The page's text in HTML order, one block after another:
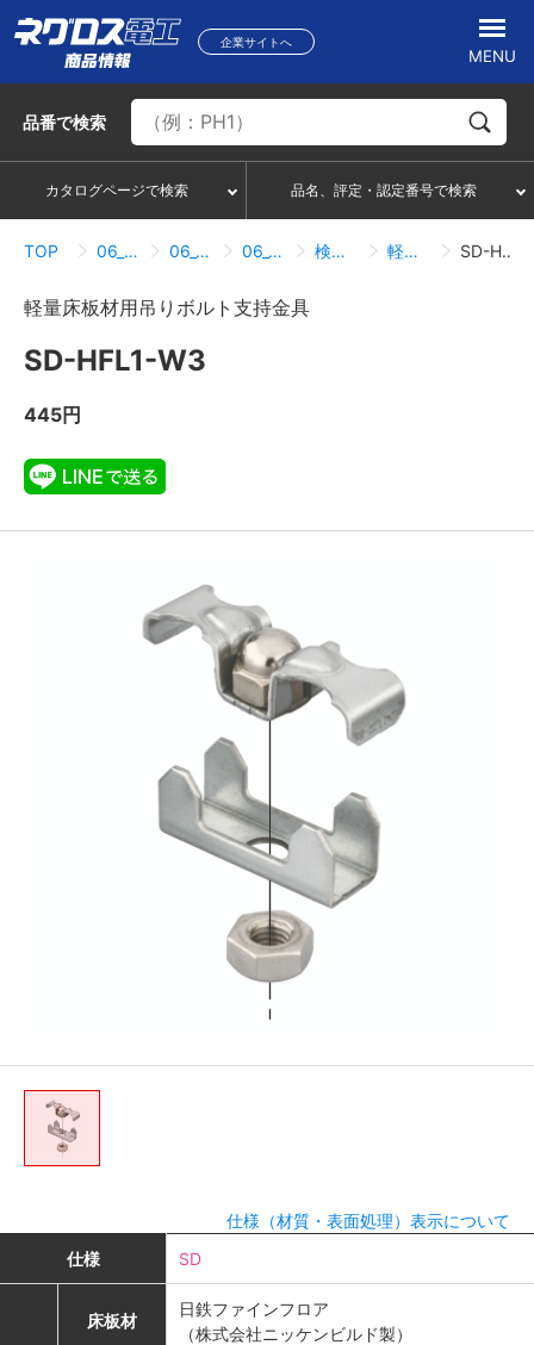
企業サイトへ
MENU
品番で検索
カタログページで検索 品名、評定・認定番号で検索
TOP 06_吊り・振れ止め部材 06_05_デッキ用吊り金具 06_05_01_フラットデッキ 検索結果一覧 軽量床板材用吊りボルト支持金具 SD-HFL1-W3
軽量床板材用吊りボルト支持金具
SD-HFL1-W3
445円
仕様（材質・表面処理）表示について
仕様
SD
床板材
日鉄ファインフロア
（株式会社ニッケンビルド製）